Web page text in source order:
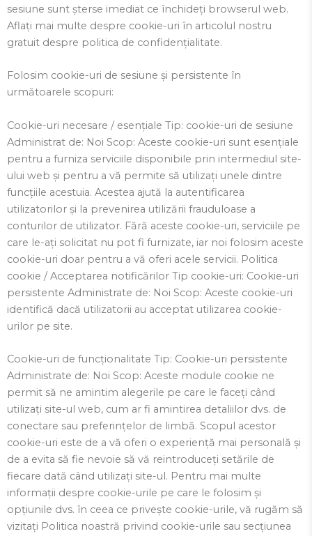
sesiune sunt șterse imediat ce închideți browserul web.
Aflați mai multe despre cookie-uri în articolul nostru
gratuit despre politica de confidențialitate.
Folosim cookie-uri de sesiune și persistente în
următoarele scopuri:
Cookie-uri necesare / esențiale Tip: cookie-uri de sesiune
Administrat de: Noi Scop: Aceste cookie-uri sunt esențiale
pentru a furniza serviciile disponibile prin intermediul site-
ului web și pentru a vă permite să utilizați unele dintre
funcțiile acestuia. Acestea ajută la autentificarea
utilizatorilor și la prevenirea utilizării frauduloase a
conturilor de utilizator. Fără aceste cookie-uri, serviciile pe
care le-ați solicitat nu pot fi furnizate, iar noi folosim aceste
cookie-uri doar pentru a vă oferi acele servicii. Politica
cookie / Acceptarea notificărilor Tip cookie-uri: Cookie-uri
persistente Administrate de: Noi Scop: Aceste cookie-uri
identifică dacă utilizatorii au acceptat utilizarea cookie-
urilor pe site.
Cookie-uri de funcționalitate Tip: Cookie-uri persistente
Administrate de: Noi Scop: Aceste module cookie ne
permit să ne amintim alegerile pe care le faceți când
utilizați site-ul web, cum ar fi amintirea detaliilor dvs. de
conectare sau preferințelor de limbă. Scopul acestor
cookie-uri este de a vă oferi o experiență mai personală și
de a evita să fie nevoie să vă reintroduceți setările de
fiecare dată când utilizați site-ul. Pentru mai multe
informații despre cookie-urile pe care le folosim și
opțiunile dvs. în ceea ce privește cookie-urile, vă rugăm să
vizitați Politica noastră privind cookie-urile sau secțiunea